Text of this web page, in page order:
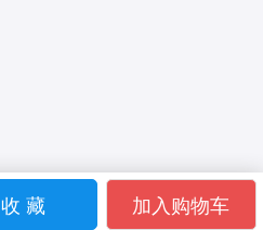
收 藏 加入购物车